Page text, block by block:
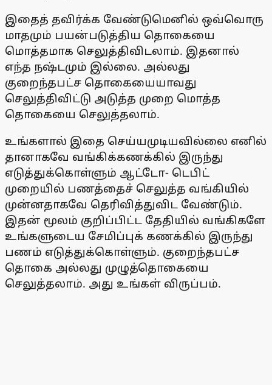
இதைத் தவிர்க்க வேண்டுமெனில் ஒவ்வொரு
மாதமும் பயன்படுத்திய தொகையை
மொத்தமாக செலுத்திவிடலாம். இதனால்
எந்த நஷ்டமும் இல்லை. அல்லது
குறைந்தபட்ச தொகையையாவது
செலுத்திவிட்டு அடுத்த முறை மொத்த
தொகையை செலுத்தலாம்.
உங்களால் இதை செய்யமுடியவில்லை எனில்
தானாகவே வங்கிக்கணக்கில் இருந்து
எடுத்துக்கொள்ளும் ஆட்டோ- டெபிட்
முறையில் பணத்தைச் செலுத்த வங்கியில்
முன்னதாகவே தெரிவித்துவிட வேண்டும்.
இதன் மூலம் குறிப்பிட்ட தேதியில் வங்கிகளே
உங்களுடைய சேமிப்புக் கணக்கில் இருந்து
பணம் எடுத்துக்கொள்ளும். குறைந்தபட்ச
தொகை அல்லது முழுத்தொகையை
செலுத்தலாம். அது உங்கள் விருப்பம்.